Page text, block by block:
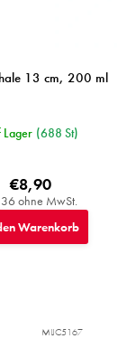
13 cm, 200 ml
Lager (688 St)
ohne MwSt.
€8,90
Warenkorb
MIJC5167